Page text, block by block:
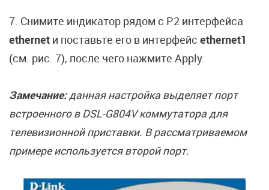
7. Снимите индикатор рядом с P2 интерфейса
ethernet и поставьте его в интерфейс ethernet1
(cм. рис. 7), после чего нажмите Apply.
Замечание:данная настройка выделяет порт
встроенного в DSL-G804V коммутатора для
телевизионной приставки. В рассматриваемом
примере используется второй порт.